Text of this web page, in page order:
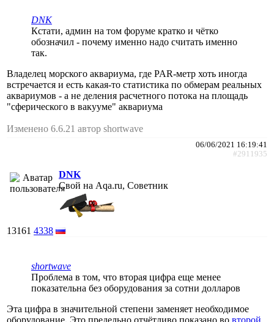
DNK
Кстати, админ на том форуме кратко и чётко
обозначил - почему именно надо считать именно
так.
Владелец морского аквариума, где PAR-метр хоть иногда
встречается и есть какая-то статистика по обмерам реальных
аквариумов - а не деления расчетного потока на площадь
"сферического в вакууме" аквариума
Изменено 6.6.21 автор shortwave
06/06/2021 16:19:41
#2911935
DNK
Свой на Aqa.ru, Советник
13161 4338
shortwave
Проблема в том, что вторая цифра еще менее
показательна без оборудования за сотни долларов
Эта цифра в значительной степени заменяет необходимое
оборудование. Это предельно отчётливо показано во второй